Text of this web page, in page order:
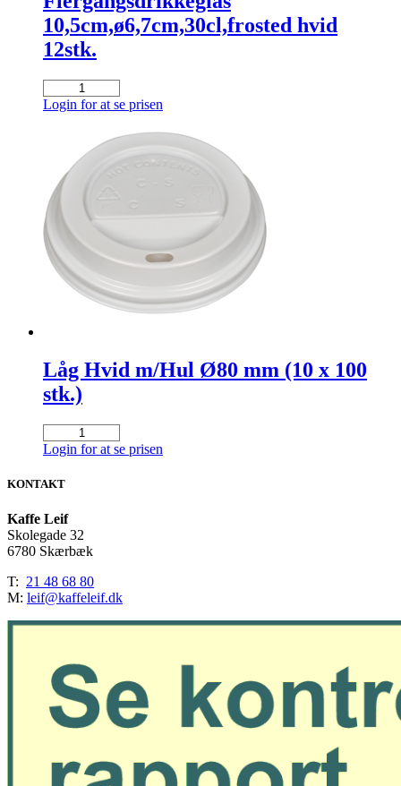
10,5cm,ø6,7cm,30cl,frosted hvid
12stk.
Flergangsdrikkeglas
10,5cm,ø6,7cm,30cl,frosted
Login for at se prisen
Låg Hvid m/Hul Ø80 mm (10 x 100
stk.)
Hvid
Ø80
(10
x
100
stk.)
antal
Login for at se prisen
KONTAKT
Kaffe Leif
Skolegade 32
6780 Skærbæk
T: 21 48 68 80
M: leif@kaffeleif.dk